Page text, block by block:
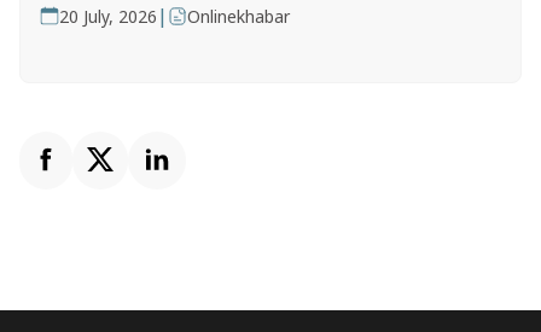
20 July, 2026 | Onlinekhabar